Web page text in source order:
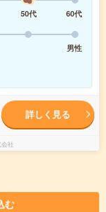
50代
60代
男性
詳しく見る
社
む